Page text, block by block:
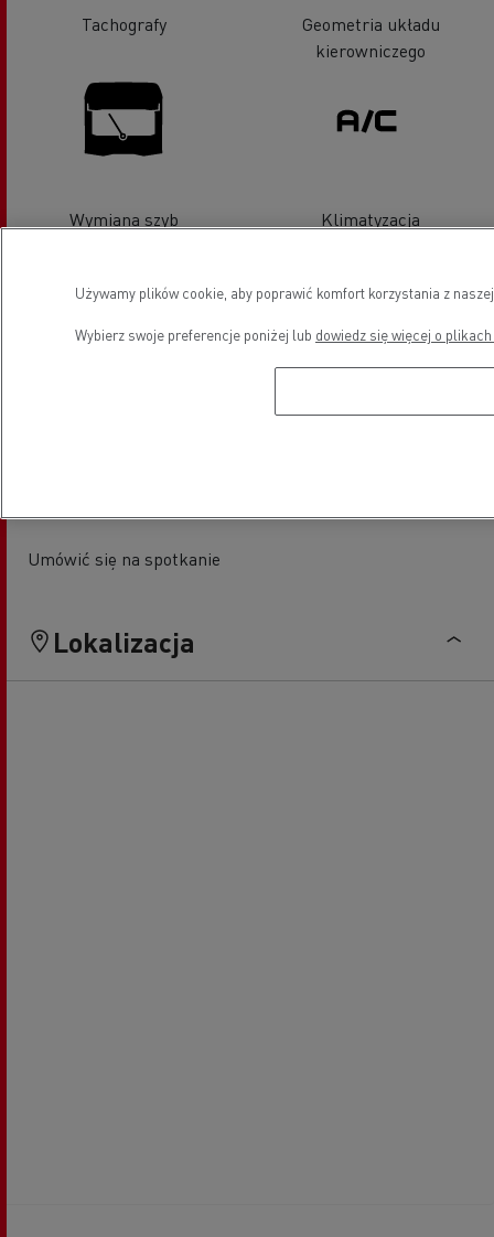
Tachografy
Geometria układu
kierowniczego
Wymiana szyb Klimatyzacja
Umówić się na spotkanie
Lokalizacja
Używamy plików cookie, aby poprawić komfort korzystania z
Wybierz swoje preferencje poniżej lub dowiedz się więcej o